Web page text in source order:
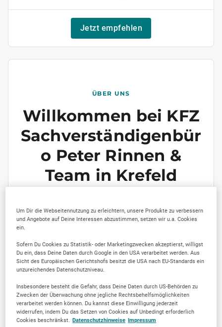
Jetzt empfehlen
ÜBER UNS
Willkommen bei KFZ
Sachverständigenbür
o Peter Rinnen &
Team in Krefeld
beraten wir Sie umfassend und erstellen an
KEYWORDS
Kfz-Sachverständige
Fahrzeugbewertung
Kfz-Gutachten herstellen
Um Dir die Webseitennutzung zu erleichtern, unsere Produkte zu verbessern
und Angebote auf Deine Interessen abzustimmen, setzen wir u.a. Cookies
ein.
Sofern Du Cookies zu Statistik- oder Marketingzwecken akzeptierst, willigst
Du ein, dass Deine Daten durch Google in den USA verarbeitet werden. Aus
Sicht des Europäischen Gerichtshofs besitzt die USA nach EU-Standards ein
unzureichendes Datenschutzniveau.
Insbesondere besteht die Gefahr, dass Deine Daten durch US-Behörden zu
Zwecken der Überwachung ohne jegliche Rechtsbehelfsmöglichkeiten
verarbeitet werden können. Du kannst diese Einwilligung jederzeit
widerrufen, indem Du das Setzen von Cookies auf Unbedingt erforderlich
Cookies beschränkst. Datenschutzhinweise Impressum